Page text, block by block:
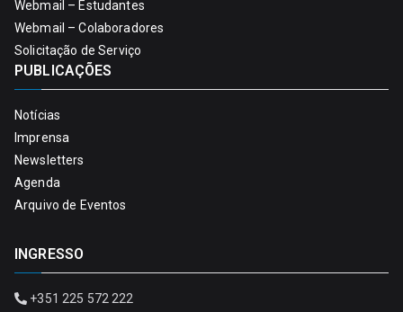
Webmail – Estudantes
Webmail – Colaboradores
Solicitação de Serviço
PUBLICAÇÕES
Notícias
Imprensa
Newsletters
Agenda
Arquivo de Eventos
INGRESSO
+351 225 572 222